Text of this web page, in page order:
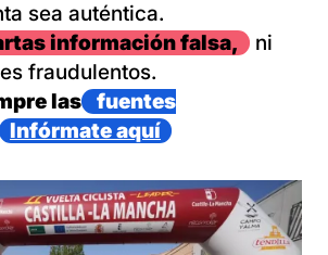
sea auténtica.
información falsa,
ni
fraudulentos.
las
fuentes
Infórmate aquí